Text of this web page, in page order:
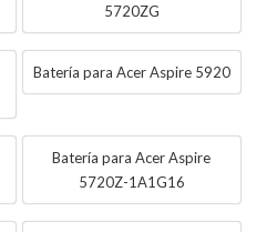
5720ZG
Batería para Acer Aspire 5920
Batería para Acer Aspire
5720Z-1A1G16